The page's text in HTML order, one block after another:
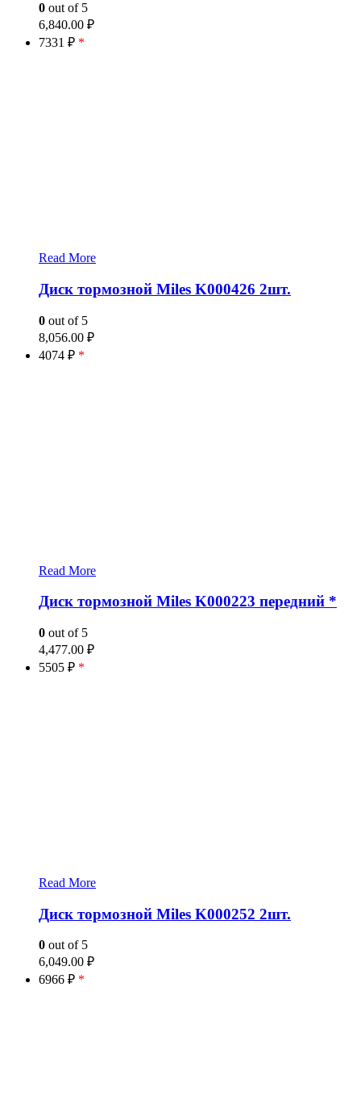
0 out of 5
6,840.00 ₽
7331 ₽ *
Read More
Диск тормозной Miles K000426 2шт.
0 out of 5
8,056.00 ₽
4074 ₽ *
Read More
Диск тормозной Miles K000223 передний *
0 out of 5
4,477.00 ₽
5505 ₽ *
Read More
Диск тормозной Miles K000252 2шт.
0 out of 5
6,049.00 ₽
6966 ₽ *